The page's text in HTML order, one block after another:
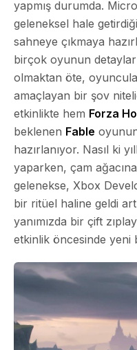
yapmış durumda.
geleneksel hale
sahneye çıkmaya
birçok oyunun
olmaktan öte,
amaçlayan bir şov
etkinlikte hem Forza
beklenen Fable
hazırlanıyor. Nasıl ki
yaparken, çam
gelenekse, Xbox
bir ritüel haline geldi
yanımızda bir çift
etkinlik öncesinde yeni